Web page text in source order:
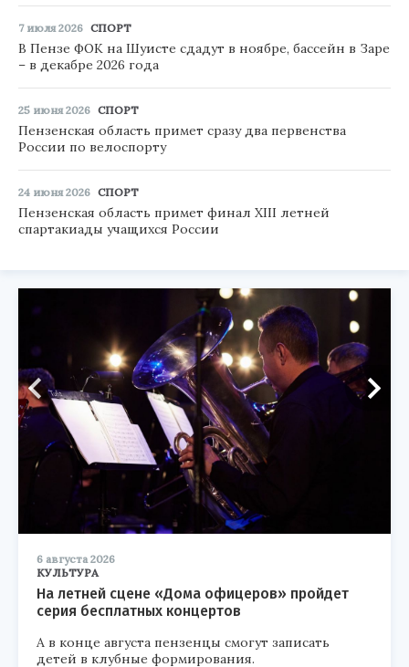
7 июля 2026 СПОРТ
В Пензе ФОК на Шуисте сдадут в ноябре, бассейн в Заре
– в декабре 2026 года
25 июня 2026 СПОРТ
Пензенская область примет сразу два первенства
России по велоспорту
24 июня 2026 СПОРТ
Пензенская область примет финал XIII летней
спартакиады учащихся России
6 августа 2026
КУЛЬТУРА
На летней сцене «Дома офицеров» пройдет
серия бесплатных концертов
А в конце августа пензенцы смогут записать
детей в клубные формирования.